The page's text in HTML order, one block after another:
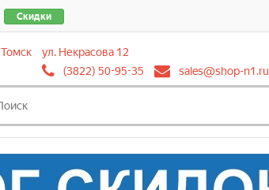
Скидки
Томск
ул. Некрасова 12
(3822) 50-95-35
sales@shop-n1.ru